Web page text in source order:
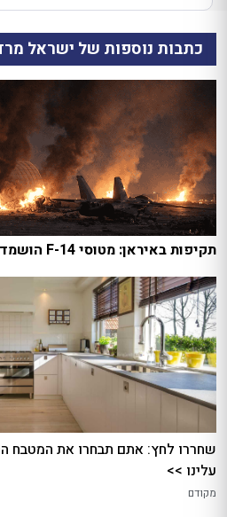
כתבות נוספות של ישראל
תקיפות באיראן: מטוסי F-14 הושמדו בשדה תעופה באיספהאן
שחררו לחץ: אתם תבחרו את המטבח
עלינו >>
מקודם